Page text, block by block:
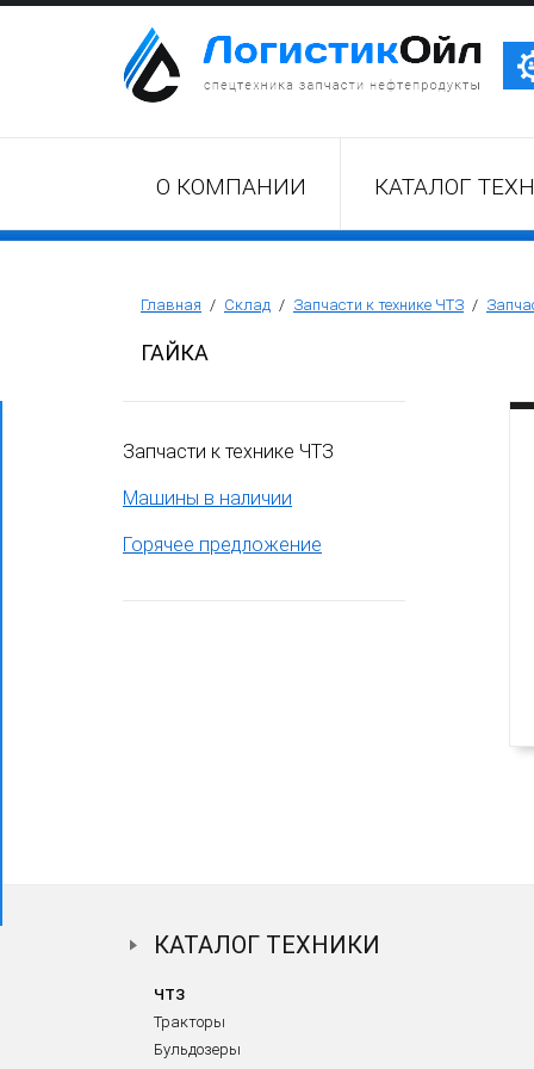
Бульдозер Б12
Трубоукладчики ТР12 /ТР20
О КОМПАНИИ КАТАЛОГ
Главная / Склад / Запчасти к технике ЧТЗ /
ГАЙКА
Запчасти к технике ЧТЗ
Машины в наличии
Горячее предложение
КАТАЛОГ ТЕХНИКИ
ЧТЗ
Тракторы
Бульдозеры